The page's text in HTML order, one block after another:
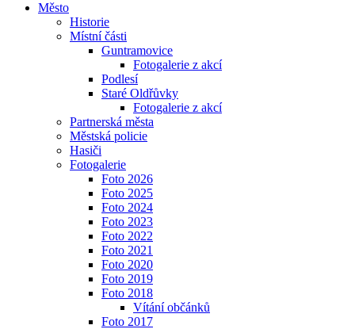
Město
Historie
Místní části
Guntramovice
Fotogalerie z akcí
Podlesí
Staré Oldřůvky
Fotogalerie z akcí
Partnerská města
Městská policie
Hasiči
Fotogalerie
Foto 2026
Foto 2025
Foto 2024
Foto 2023
Foto 2022
Foto 2021
Foto 2020
Foto 2019
Foto 2018
Vítání občánků
Foto 2017